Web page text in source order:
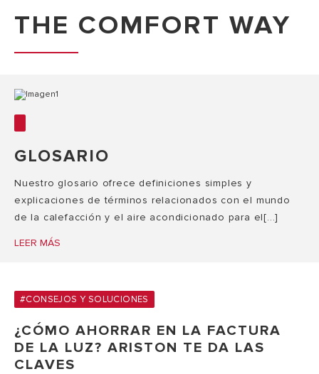
THE COMFORT WAY
GLOSARIO
Nuestro glosario ofrece definiciones simples y
explicaciones de términos relacionados con el mundo
de la calefacción y el aire acondicionado para el[...]
LEER MÁS
#CONSEJOS Y SOLUCIONES
¿CÓMO AHORRAR EN LA FACTURA
DE LA LUZ? ARISTON TE DA LAS
CLAVES